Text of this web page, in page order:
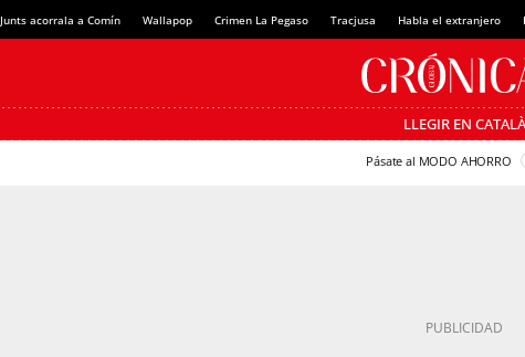
Junts acorrala a Comín Wallapop Crimen La Pegaso Tracjusa Habla el extranjero
LLEGIR EN CATALÀ
Pásate al MODO AHORRO